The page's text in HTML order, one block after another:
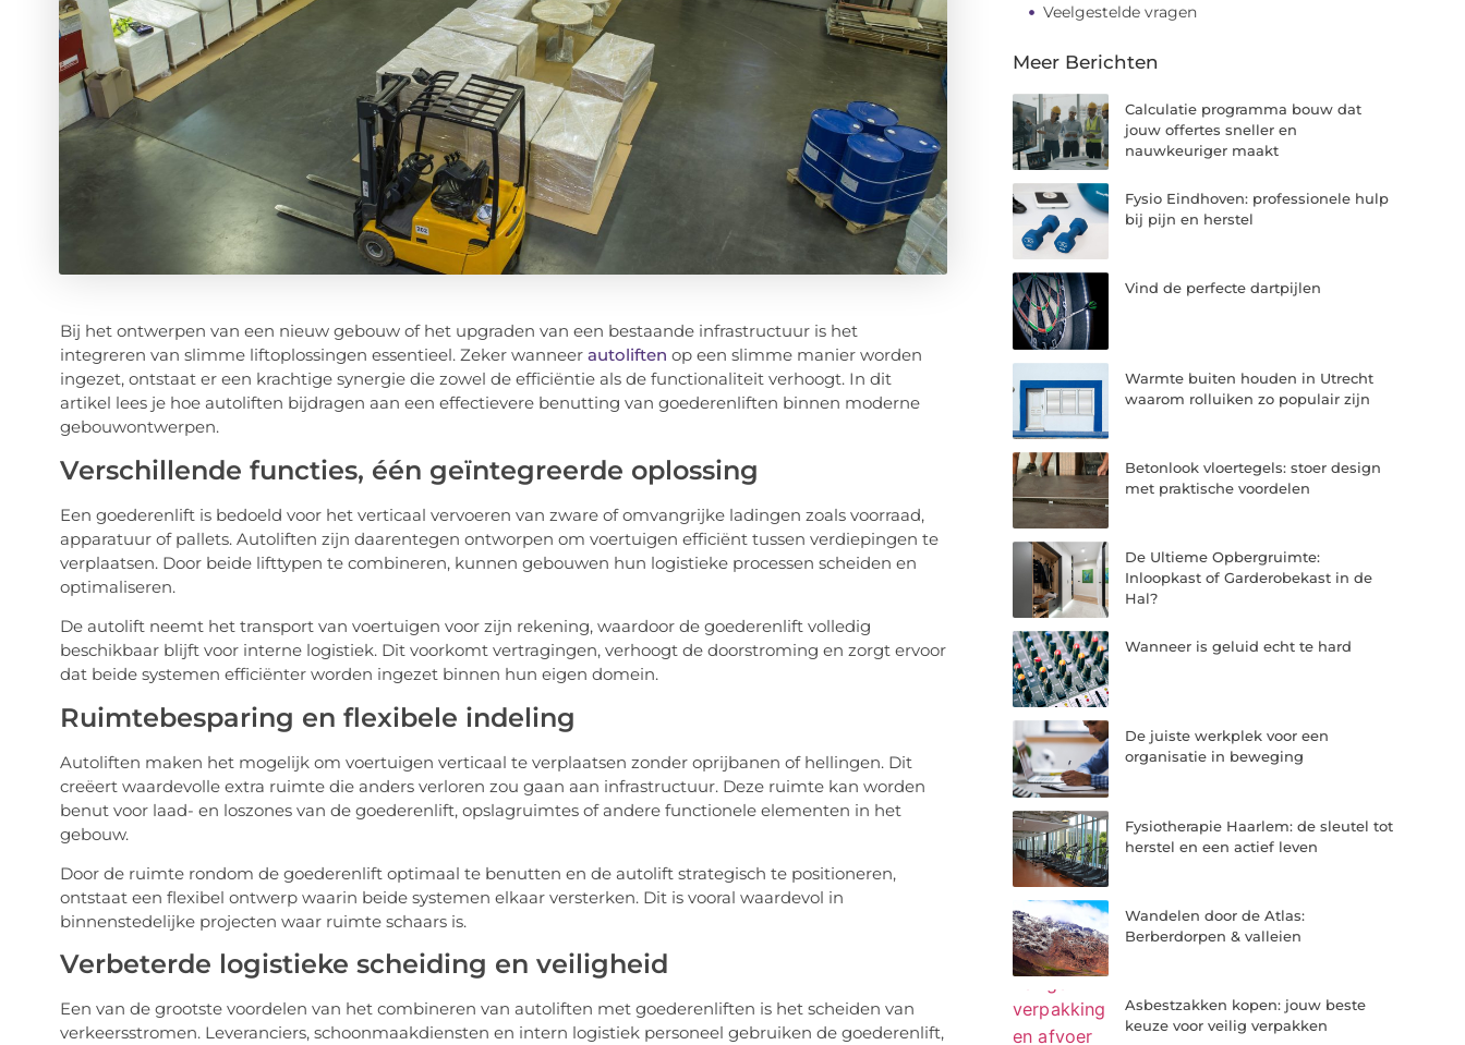
Bij het ontwerpen van een nieuw gebouw of het upgraden van een bestaande infrastructuur is het
integreren van slimme liftoplossingen essentieel. Zeker wanneerautoliften op een slimme manier worden
ingezet, ontstaat er een krachtige synergie die zowel de efficiëntie als de functionaliteit verhoogt. In dit
artikel lees je hoe autoliften bijdragen aan een effectievere benutting van goederenliften binnen moderne
gebouwontwerpen.
Verschillende functies, één geïntegreerde oplossing
Een goederenlift is bedoeld voor het verticaal vervoeren van zware of omvangrijke ladingen zoals voorraad,
apparatuur of pallets. Autoliften zijn daarentegen ontworpen om voertuigen efficiënt tussen verdiepingen te
verplaatsen. Door beide lifttypen te combineren, kunnen gebouwen hun logistieke processen scheiden en
optimaliseren.
De autolift neemt het transport van voertuigen voor zijn rekening, waardoor de goederenlift volledig
beschikbaar blijft voor interne logistiek. Dit voorkomt vertragingen, verhoogt de doorstroming en zorgt ervoor
dat beide systemen efficiënter worden ingezet binnen hun eigen domein.
Ruimtebesparing en flexibele indeling
Autoliften maken het mogelijk om voertuigen verticaal te verplaatsen zonder oprijbanen of hellingen. Dit
creëert waardevolle extra ruimte die anders verloren zou gaan aan infrastructuur. Deze ruimte kan worden
benut voor laad- en loszones van de goederenlift, opslagruimtes of andere functionele elementen in het
gebouw.
Door de ruimte rondom de goederenlift optimaal te benutten en de autolift strategisch te positioneren,
ontstaat een flexibel ontwerp waarin beide systemen elkaar versterken. Dit is vooral waardevol in
binnenstedelijke projecten waar ruimte schaars is.
Verbeterde logistieke scheiding en veiligheid
Een van de grootste voordelen van het combineren van autoliften met goederenliften is het scheiden van
verkeersstromen. Leveranciers, schoonmaakdiensten en intern logistiek personeel gebruiken de goederenlift,
Veelgestelde vragen
Meer Berichten
Calculatie programma bouw dat
jouw offertes sneller en
nauwkeuriger maakt
Fysio Eindhoven: professionele hulp
bij pijn en herstel
Vind de perfecte dartpijlen
Warmte buiten houden in Utrecht
waarom rolluiken zo populair zijn
Betonlook vloertegels: stoer design
met praktische voordelen
De Ultieme Opbergruimte:
Inloopkast of Garderobekast in de
Hal?
Wanneer is geluid echt te hard
De juiste werkplek voor een
organisatie in beweging
Fysiotherapie Haarlem: de sleutel tot
herstel en een actief leven
Wandelen door de Atlas:
Berberdorpen & valleien
Asbestzakken kopen: jouw beste
keuze voor veilig verpakken